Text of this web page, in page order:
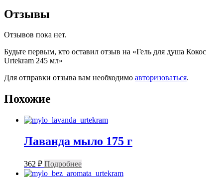
Отзывы
Отзывов пока нет.
Будьте первым, кто оставил отзыв на «Гель для душа Кокос
Urtekram 245 мл»
Для отправки отзыва вам необходимо авторизоваться.
Похожие
Лаванда мыло 175 г
362 ₽ Подробнее